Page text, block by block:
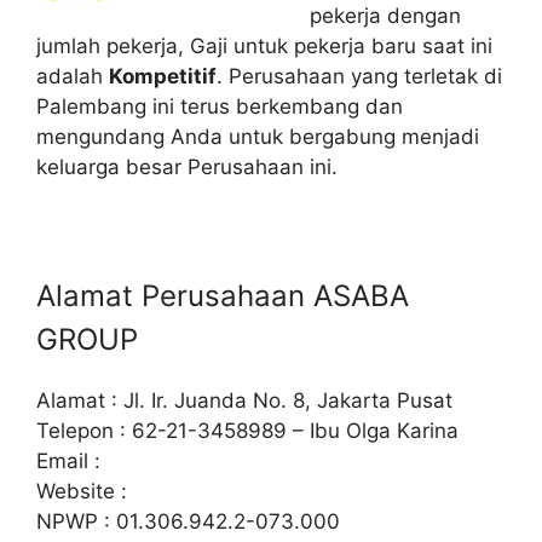
pekerja dengan
jumlah pekerja, Gaji untuk pekerja baru saat ini
adalah Kompetitif. Perusahaan yang terletak di
Palembang ini terus berkembang dan
mengundang Anda untuk bergabung menjadi
keluarga besar Perusahaan ini.
Alamat Perusahaan ASABA
GROUP
Alamat : Jl. Ir. Juanda No. 8, Jakarta Pusat
Telepon : 62-21-3458989 – Ibu Olga Karina
Email :
Website :
NPWP : 01.306.942.2-073.000